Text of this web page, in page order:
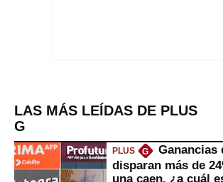
LAS MÁS LEÍDAS DE PLUS
G
PLUS G
Ganancias
disparan más de
una caen, ¿a cuál